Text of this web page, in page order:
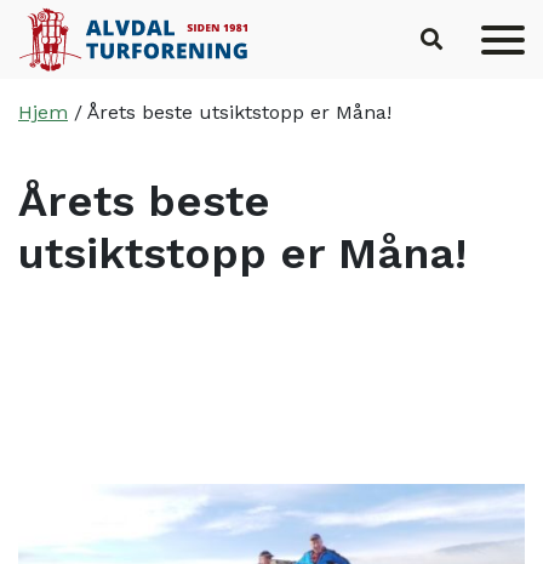
Hjem / Årets beste utsiktstopp er Måna!
Årets beste
utsiktstopp er Måna!
Haus Byrå
16. juni 2017